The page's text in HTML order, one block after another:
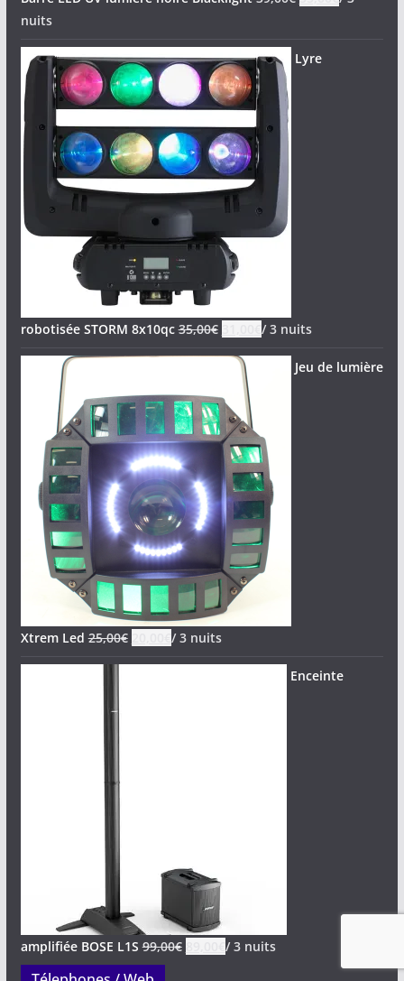
nuits
Lyre
robotisée STORM 8x10qc 35,00€ / 3 nuits
Jeu de lumière
Xtrem Led 25,00€ / 3 nuits
Enceinte
amplifiée BOSE L1S 99,00€ / 3 nuits